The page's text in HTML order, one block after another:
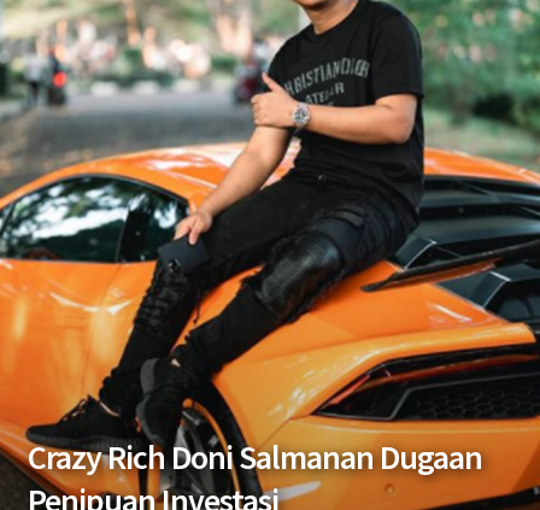
Crazy Rich Doni Salmanan Dugaan
Penipuan Investasi